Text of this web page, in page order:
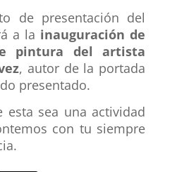
de presentación del
a la inauguración de
pintura del artista
, autor de la portada
presentado.
esta sea una actividad
con tu siempre